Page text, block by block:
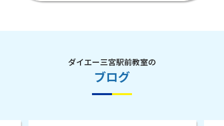
ダイエー三宮駅前教室の
ブログ